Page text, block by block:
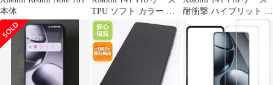
本体
TPU ソフト カラー ケ
ース 【Color】パープル
耐衝撃 ハイブリット ケ
ース 【Color】ブルー